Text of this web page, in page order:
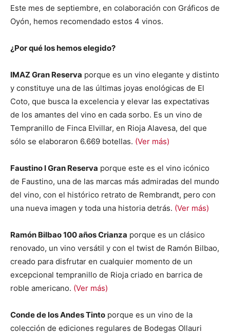
Este mes de septiembre, en colaboración con Gráficos de
Oyón, hemos recomendado estos 4 vinos.
¿Por qué los hemos elegido?
IMAZ Gran Reserva porque es un vino elegante y distinto
y constituye una de las últimas joyas enológicas de El
Coto, que busca la excelencia y elevar las expectativas
de los amantes del vino en cada sorbo. Es un vino de
Tempranillo de Finca Elvillar, en Rioja Alavesa, del que
sólo se elaboraron 6.669 botellas. (Ver más)
Faustino I Gran Reserva porque este es el vino icónico
de Faustino, una de las marcas más admiradas del mundo
del vino, con el histórico retrato de Rembrandt, pero con
una nueva imagen y toda una historia detrás. (Ver más)
Ramón Bilbao 100 años Crianza porque es un clásico
renovado, un vino versátil y con el twist de Ramón Bilbao,
creado para disfrutar en cualquier momento de un
excepcional tempranillo de Rioja criado en barrica de
roble americano. (Ver más)
Conde de los Andes Tinto porque es un vino de la
colección de ediciones regulares de Bodegas Ollauri